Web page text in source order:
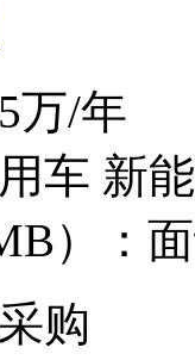
万/年
车 新
）：
购